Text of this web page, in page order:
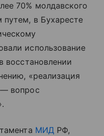
70% молдавского
в Бухаресте
использование
восстановлении
«реализация
— вопрос
МИДРФ,